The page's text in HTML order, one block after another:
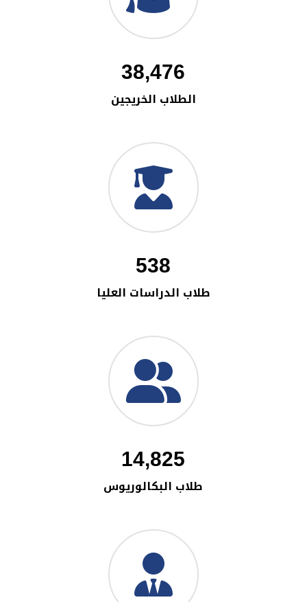
38,476
الطلاب الخريجين
538
طلاب الدراسات العليا
14,825
طلاب البكالوريوس